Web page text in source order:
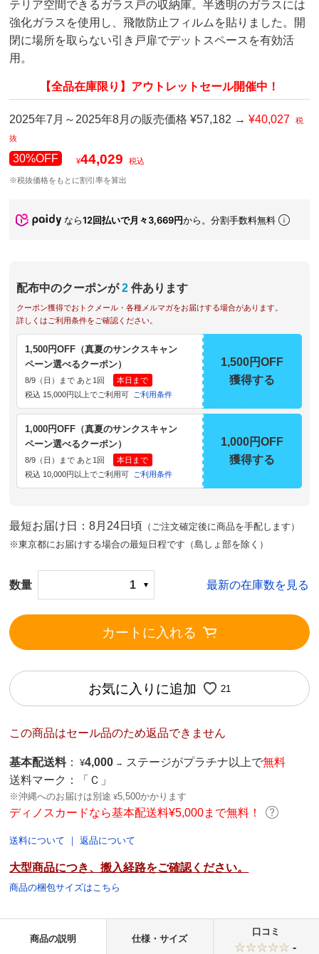
テリア空間できるガラス戸の収納庫。半透明のガラスには
強化ガラスを使用し、飛散防止フィルムを貼りました。開
閉に場所を取らない引き戸扉でデットスペースを有効活
用。
【全品在庫限り】アウトレットセール開催中！
2025年7月～2025年8月の販売価格 ¥57,182 →¥40,027 税
抜
30%OFF ¥44,029 税込
※税抜価格をもとに割引率を算出
なら12回払いで月々3,669円から。分割手数料無料
配布中のクーポンが 2 件あります
クーポン獲得でおトクメール・各種メルマガをお届けする場合があります。
詳しくはご利用条件をご確認ください。
1,500円OFF（真夏のサンクスキャン
ペーン選べるクーポン）
8/9（日）まで あと1回
本日まで
税込 15,000円以上でご利用可
ご利用条件
1,500円OFF
獲得する
1,000円OFF（真夏のサンクスキャン
ペーン選べるクーポン）
8/9（日）まで あと1回
本日まで
税込 10,000円以上でご利用可
ご利用条件
1,000円OFF
獲得する
最短お届け日：8月24日頃 （ご注文確定後に商品を手配します）
※東京都にお届けする場合の最短日程です（島しょ部を除く）
数量 1 最新の在庫数を見る
カートに入れる
お気に入りに追加 21
この商品はセール品のため返品できません
基本配送料 ： ¥4,000 → ステージがプラチナ以上で無料
送料マーク：
「Ｃ」
※沖縄へのお届けは別途 ¥5,500かかります
ディノスカードなら基本配送料¥5,000まで無料！
送料について ｜返品について
大型商品につき、搬入経路をご確認ください。
商品の梱包サイズはこちら
商品の説明 仕様・サイズ
口コミ
-